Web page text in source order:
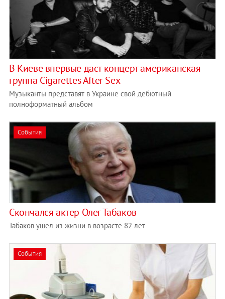
В Киеве впервые даст концерт американская
группа Cigarettes After Sex
Музыканты представят в Украине свой дебютный
полноформатный альбом
События
Скончался актер Олег Табаков
Табаков ушел из жизни в возрасте 82 лет
События